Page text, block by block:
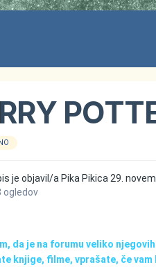
je objavil/a Pika Pikica 29.
ogledov
da je na forumu veliko
knjige, filme, vprašate, če